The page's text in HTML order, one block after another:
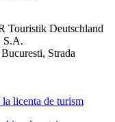
Touristik Deutschland
S.A.
Strada
licenta de turism